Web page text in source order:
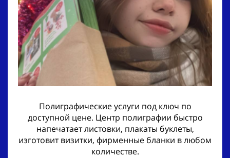
Полиграфические услуги под ключ по
доступной цене. Центр полиграфии быстро
напечатает листовки, плакаты буклеты,
изготовит визитки, фирменные бланки в любом
количестве.